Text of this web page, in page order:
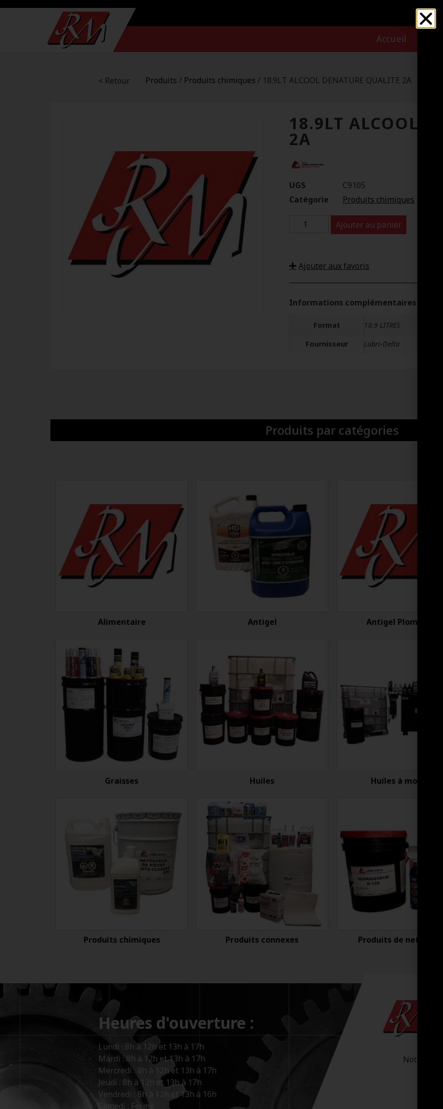
Accueil
< Retour Produits / Produits chimiques / 18.9LT ALCOOL DENATURE QUALITE 2A
18.9LT ALCOOL
2A
UGS
C9105
Catégorie
Produits chimiques
Ajouter au panier
Ajouter aux favoris
Informations complémentaires
Format
18.9 LITRES
Fournisseur
Lubri-Delta
Produits par catégories
Alimentaire Antigel Antigel Plomberie
Graisses Huiles Huiles à moteur
Produits chimiques Produits connexes Produits de nettoyage
Heures d'ouverture :
Lundi : 8h à 12h et 13h à 17h
Mardi : 8h à 12h et 13h à 17h
Mercredi : 8h à 12h et 13h à 17h
Jeudi : 8h à 12h et 13h à 17h
Vendredi : 8h à 12h et 13h à 16h
Samedi : Fermé
Notre-